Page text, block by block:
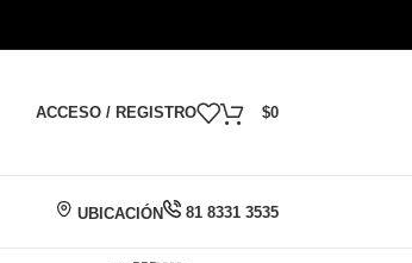
ACCESO / REGISTRO $0
UBICACIÓN 81 8331 3535